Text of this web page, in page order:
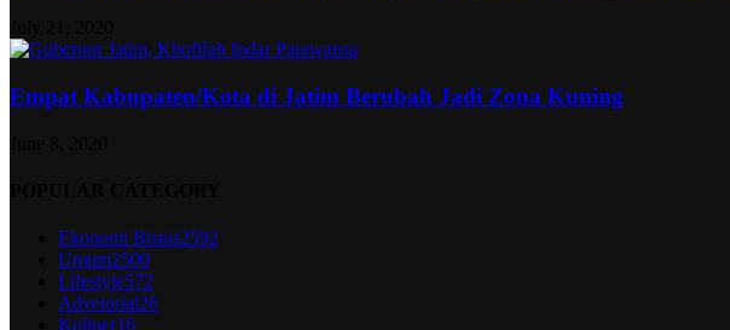
Empat Kabupaten/Kota di Jatim Berubah Jadi Zona Kuning
Ekonomi Bisnis2592
Umum2500
Lifestyle572
Advetorial26
Kuliner16